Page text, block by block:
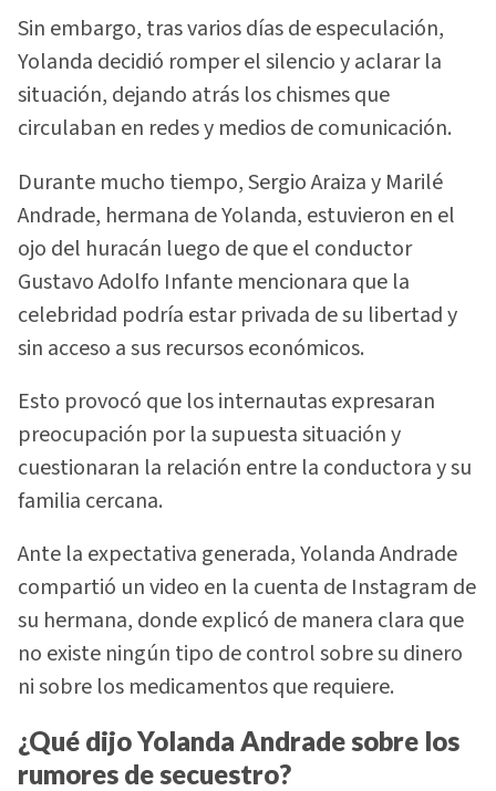
Sin embargo, tras varios días de especulación,
Yolanda decidió romper el silencio y aclarar la
situación, dejando atrás los chismes que
circulaban en redes y medios de comunicación.
Durante mucho tiempo, Sergio Araiza y Marilé
Andrade, hermana de Yolanda, estuvieron en el
ojo del huracán luego de que el conductor
Gustavo Adolfo Infante mencionara que la
celebridad podría estar privada de su libertad y
sin acceso a sus recursos económicos.
Esto provocó que los internautas expresaran
preocupación por la supuesta situación y
cuestionaran la relación entre la conductora y su
familia cercana.
Ante la expectativa generada, Yolanda Andrade
compartió un video en la cuenta de Instagram de
su hermana, donde explicó de manera clara que
no existe ningún tipo de control sobre su dinero
ni sobre los medicamentos que requiere.
¿Qué dijo Yolanda Andrade sobre los
rumores de secuestro?